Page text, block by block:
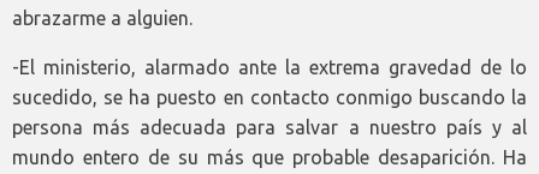
abrazarme a alguien.
-El ministerio, alarmado ante la extrema gravedad de lo
sucedido, se ha puesto en contacto conmigo buscando la
persona más adecuada para salvar a nuestro país y al
mundo entero de su más que probable desaparición. Ha